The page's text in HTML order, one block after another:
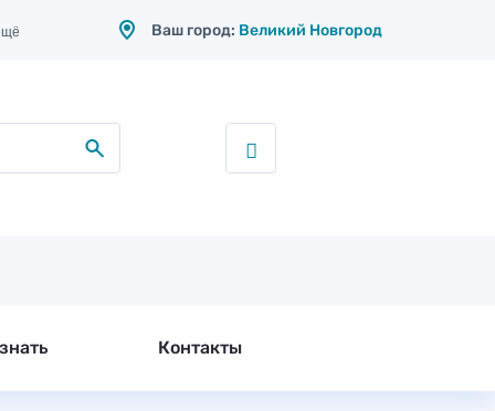
Ваш город: Великий Новгород
Контакты